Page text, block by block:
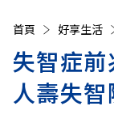
首頁 好享生活
失智症
人壽失